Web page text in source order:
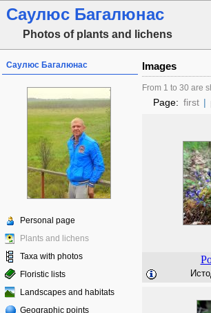
Саулюс Багалюнас
Photos of plants and lichens
Саулюс Багалюнас
Personal page
Plants and lichens
Taxa with photos
Floristic lists
Landscapes and habitats
Geographic points
Images
From 1 to 30 are
Page: first |